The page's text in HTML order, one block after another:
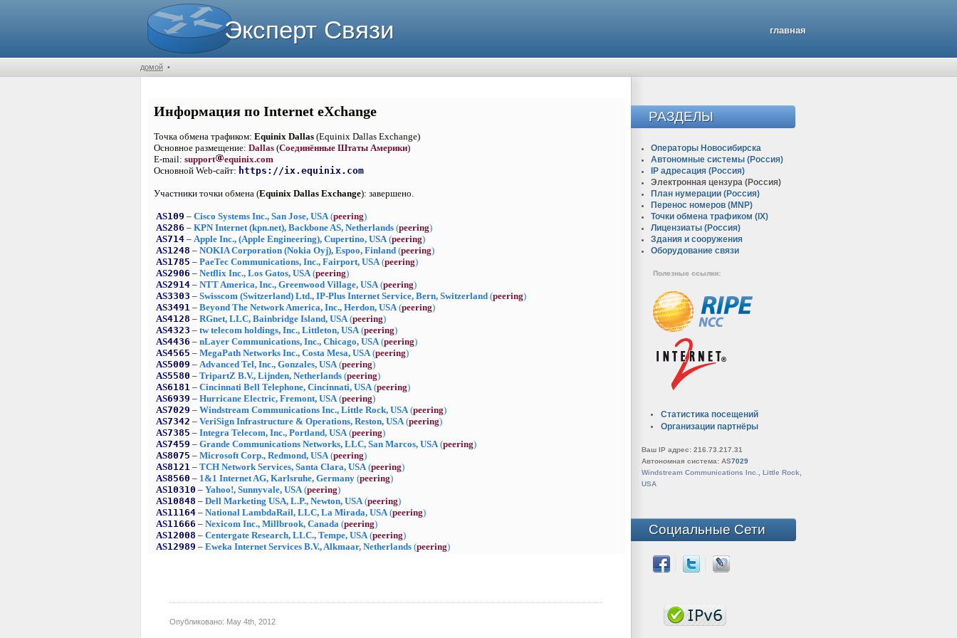
Эксперт Связи главная
домой •
Опубликовано: May 4th, 2012
РАЗДЕЛЫ
Операторы Новосибирска
Автономные системы (Россия)
IP адресация (Россия)
Электронная цензура (Россия)
План нумерации (Россия)
Перенос номеров (MNP)
Точки обмена трафиком (IX)
Лицензиаты (Россия)
Здания и сооружения
Оборудование связи
Полезные ссылки:
Статистика посещений
Организации партнёры
Ваш IP адрес: 216.73.217.31
Автономная система: AS7029
Windstream Communications Inc., Little Rock,
USA
Социальные Сети